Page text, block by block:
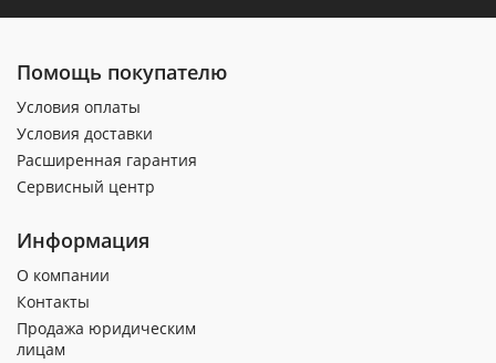
Помощь покупателю
Условия оплаты
Условия доставки
Расширенная гарантия
Сервисный центр
Информация
О компании
Контакты
Продажа юридическим
лицам